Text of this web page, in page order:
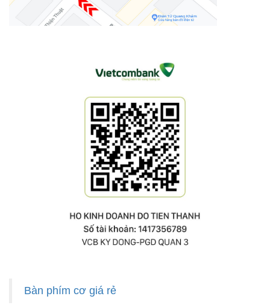
Bàn phím cơ giá rẻ